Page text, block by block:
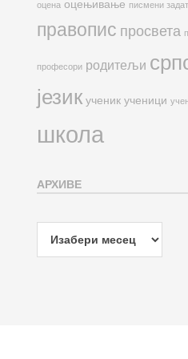
оцена оцењивање писмени
правопис просвета
професори родитељи
језик ученик ученици
школа
АРХИВЕ